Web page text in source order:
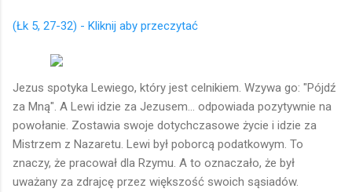
(Łk 5, 27-32) - Kliknij aby przeczytać
Jezus spotyka Lewiego, który jest celnikiem. Wzywa go: "Pójdź
za Mną". A Lewi idzie za Jezusem... odpowiada pozytywnie na
powołanie. Zostawia swoje dotychczasowe życie i idzie za
Mistrzem z Nazaretu. Lewi był poborcą podatkowym. To
znaczy, że pracował dla Rzymu. A to oznaczało, że był
uważany za zdrajcę przez większość swoich sąsiadów.